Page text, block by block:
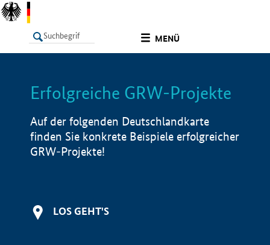
MENÜ
LISTE Info
Erfolgreiche GRW-Projekte
Auf der folgenden Deutschlandkarte
finden Sie konkrete Beispiele erfolgreicher
GRW-Projekte!
LOS GEHT'S